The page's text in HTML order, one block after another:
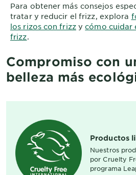
Para obtener más consejos
tratar y reducir el frizz, explora
los rizos con frizzycómo cuidar
frizz.
Compromiso con
belleza más
Productos
Nuestros
por Cruelty
programa